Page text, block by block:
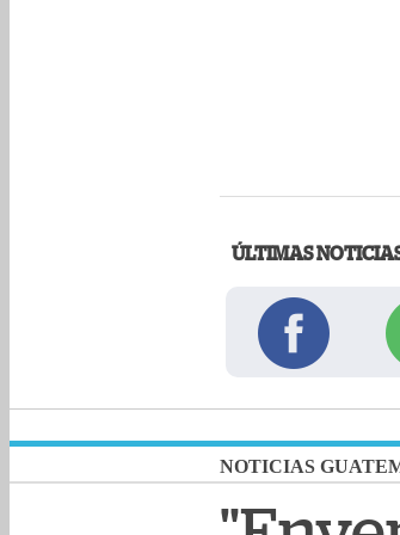
ÚLTIMAS
NOTICIAS